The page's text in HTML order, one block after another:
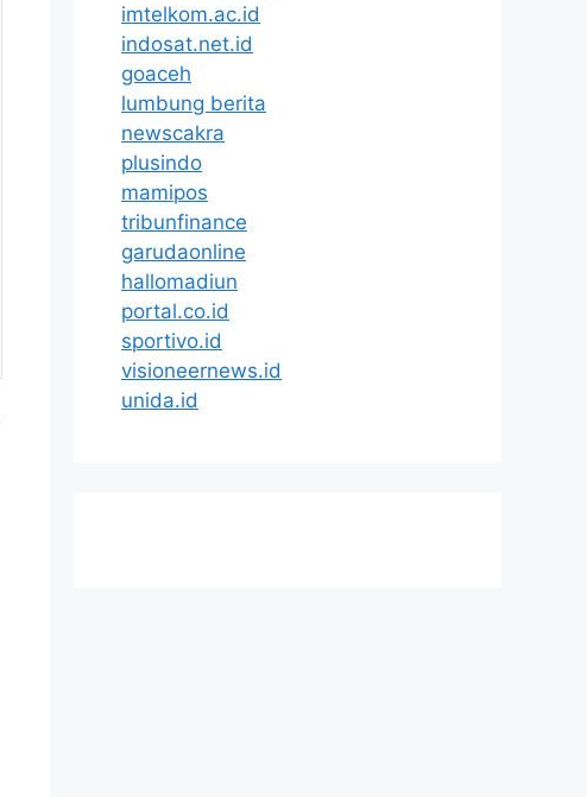
imtelkom.ac.id
indosat.net.id
goaceh
lumbung berita
newscakra
plusindo
mamipos
tribunfinance
garudaonline
hallomadiun
portal.co.id
sportivo.id
visioneernews.id
unida.id